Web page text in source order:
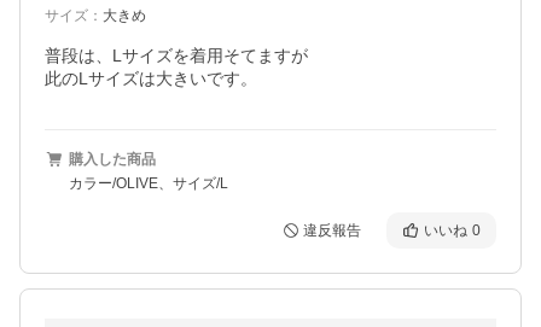
サイズ ： 大きめ
普段は、Lサイズを着用そてますが
此のLサイズは大きいです。
購入した商品
カラー/OLIVE、サイズ/L
違反報告 いいね 0